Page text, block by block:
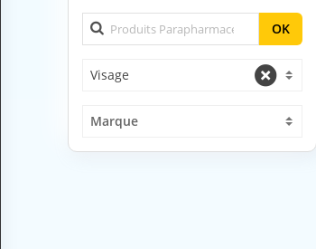
Nous contacter
OK
Visage
Marque